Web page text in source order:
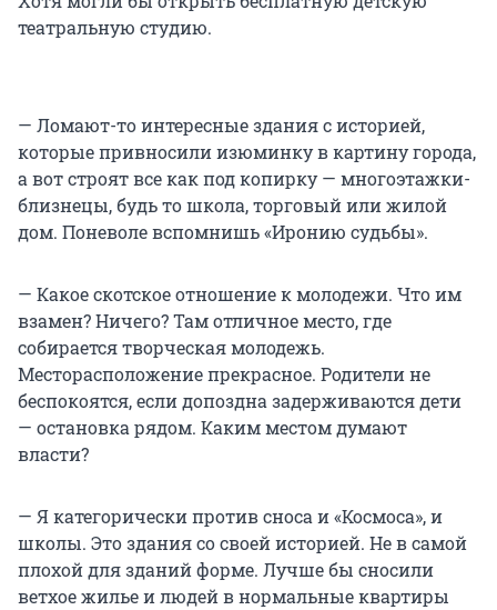
театральную студию.
— Ломают-то интересные здания с историей,
которые привносили изюминку в картину города,
а вот строят все как под копирку — многоэтажки-
близнецы, будь то школа, торговый или жилой
дом. Поневоле вспомнишь «Иронию судьбы».
— Какое скотское отношение к молодежи. Что им
взамен? Ничего? Там отличное место, где
собирается творческая молодежь.
Месторасположение прекрасное. Родители не
беспокоятся, если допоздна задерживаются дети
— остановка рядом. Каким местом думают
власти?
— Я категорически против сноса и «Космоса», и
школы. Это здания со своей историей. Не в самой
плохой для зданий форме. Лучше бы сносили
ветхое жилье и людей в нормальные квартиры